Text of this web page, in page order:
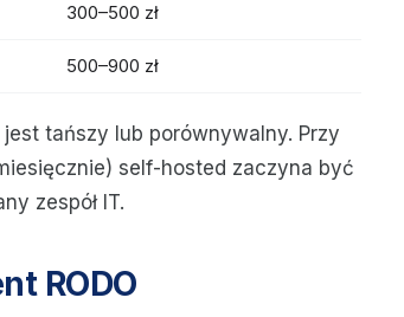
300–500 zł
500–900 zł
tańszy lub porównywalny. Przy
self-hosted zaczyna być
zespół IT.
RODO